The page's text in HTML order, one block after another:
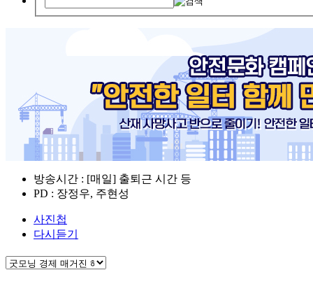
방송시간 : [매일] 출퇴근 시간 등
PD : 장정우, 주현성
사진첩
다시듣기